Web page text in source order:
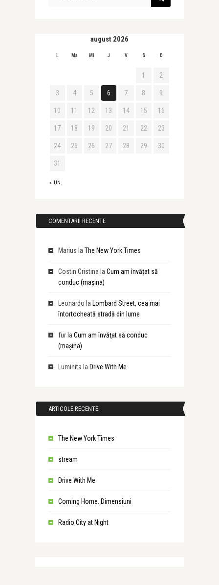
august 2026
L Ma Mi J V S D
« IUN.
1 2
3 4 5 6 7 8 9
10 11 12 13 14 15 16
17 18 19 20 21 22 23
24 25 26 27 28 29 30
31
COMENTARII RECENTE
Marius la The New York Times
Costin Cristina la Cum am învăţat să
conduc (maşina)
Leonardo la Lombard Street, cea mai
întortocheată stradă din lume
furla Cum am învăţat să conduc
(maşina)
Luminita la Drive With Me
ARTICOLE RECENTE
The New York Times
stream
Drive With Me
Coming Home. Dimensiuni
Radio City at Night